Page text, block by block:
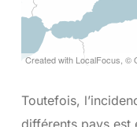
Toutefois,